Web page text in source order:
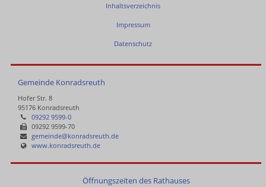
Inhaltsverzeichnis
Impressum
Datenschutz
Gemeinde Konradsreuth
Hofer Str. 8
95176 Konradsreuth
09292 9599-0
09292 9599-70
gemeinde@konradsreuth.de
www.konradsreuth.de
Öffnungszeiten des Rathauses